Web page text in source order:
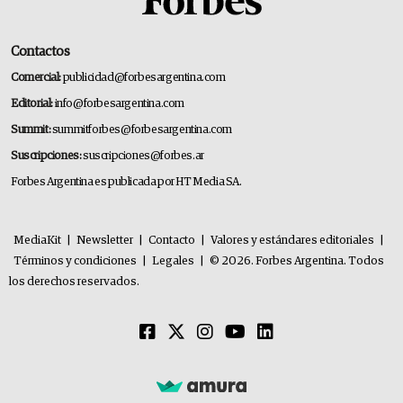
Contactos
Comercial:publicidad@forbesargentina.com
Editorial:info@forbesargentina.com
Summit:summitforbes@forbesargentina.com
Suscripciones:suscripciones@forbes.ar
Forbes Argentina es publicada por HT Media SA.
MediaKit Newsletter Contacto Valores y estándares editoriales
Términos y condiciones
Legales
© 2026. Forbes Argentina. Todos
los derechos reservados.